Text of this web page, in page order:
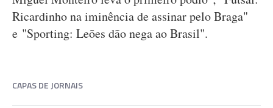
Ricardinho na iminência de assinar pelo Braga"
e "Sporting: Leões dão nega ao Brasil".
CAPAS DE JORNAIS